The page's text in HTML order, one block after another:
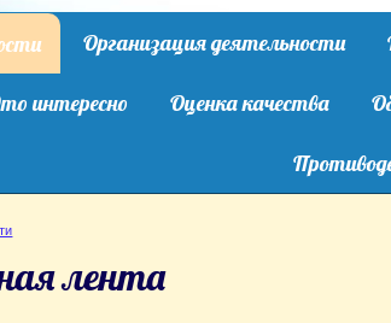
Организация деятельности
интересно Оценка качества
лента